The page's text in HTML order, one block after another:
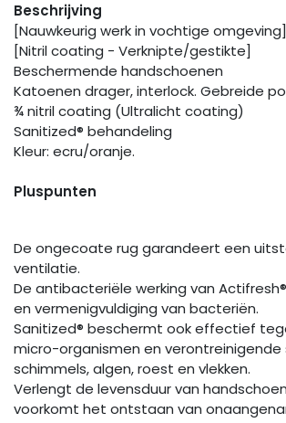
Beschrijving
[Nauwkeurig werk in vochtige omgeving]
[Nitril coating - Verknipte/gestikte]
Beschermende handschoenen
Katoenen drager, interlock. Gebreide
¾ nitril coating (Ultralicht coating)
Sanitized® behandeling
Kleur: ecru/oranje.
Pluspunten
De ongecoate rug garandeert een
ventilatie.
De antibacteriële werking van
en vermenigvuldiging van bacteriën.
Sanitized® beschermt ook effectief
micro-organismen en
schimmels, algen, roest en vlekken.
Verlengt de levensduur van
voorkomt het ontstaan van